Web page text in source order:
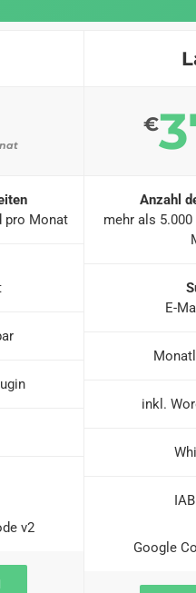
pro Monat
v2
€
Anzahl
mehr als
E-
inkl.
Google